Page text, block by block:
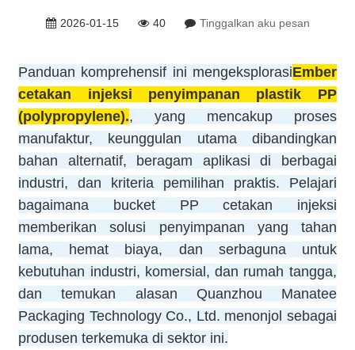
2026-01-15 40 Tinggalkan aku pesan
Panduan komprehensif ini mengeksplorasiEmber
cetakan injeksi penyimpanan plastik PP
(polypropylene)., yang mencakup proses
manufaktur, keunggulan utama dibandingkan
bahan alternatif, beragam aplikasi di berbagai
industri, dan kriteria pemilihan praktis. Pelajari
bagaimana bucket PP cetakan injeksi
memberikan solusi penyimpanan yang tahan
lama, hemat biaya, dan serbaguna untuk
kebutuhan industri, komersial, dan rumah tangga,
dan temukan alasan Quanzhou Manatee
Packaging Technology Co., Ltd. menonjol sebagai
produsen terkemuka di sektor ini.